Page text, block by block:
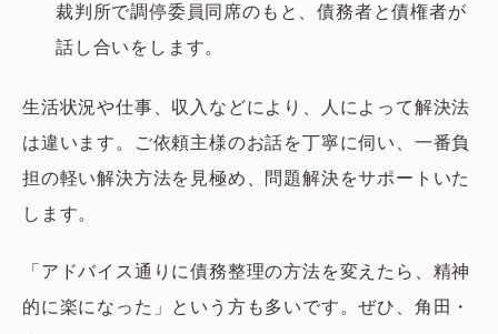
裁判所で調停委員同席のもと、債務者と債権者が
話し合いをします。
生活状況や仕事、収入などにより、人によって解決法
は違います。ご依頼主様のお話を丁寧に伺い、一番負
担の軽い解決方法を見極め、問題解決をサポートいた
します。
「アドバイス通りに債務整理の方法を変えたら、精神
的に楽になった」という方も多いです。ぜひ、角田・